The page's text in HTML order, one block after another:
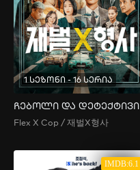
1 სეზონი - 16 სერია
ჩებოლი და დეტექტივი
Flex X Cop / 재벌X형사
IMDB:6.1